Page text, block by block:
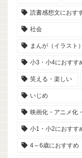
読書感想文におす
社会
まんが（イラスト
小3・小4におすす
笑える・楽しい
いじめ
映画化・アニメ化
小1・小2におすす
4～6歳におすすめ